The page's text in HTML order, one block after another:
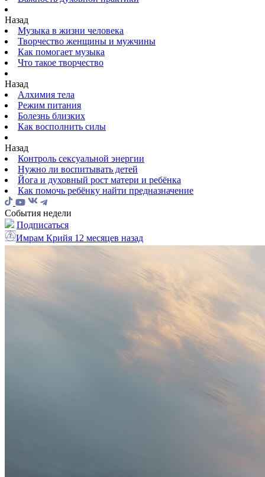
Назад
Музыка в жизни человека
Творчество женщины и мужчины
Как помогает музыка
Что такое творчество
Назад
Алхимия тела
Режим питания
Болезнь близких
Как восполнить силы
Назад
Контроль сексуальной энергии
Нужно ли воспитывать детей
Йога и духовный рост матери и ребёнка
Как помочь ребёнку найти предназначение
События недели
Подписаться
Имрам Крийя 12 месяцев назад